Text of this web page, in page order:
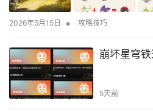
2026年5月15日 • 攻略技巧
崩坏星穹
5天前